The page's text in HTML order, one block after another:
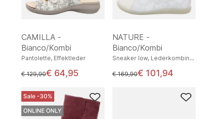
CAMILLA -
Bianco/Kombi
Pantolette, Effektleder
statt
€ 129,90€ 64,95
NATURE -
Bianco/Kombi
Sneaker low, Lederkombination
statt
€ 169,90€ 101,94
Sale -30%
ONLINE ONLY